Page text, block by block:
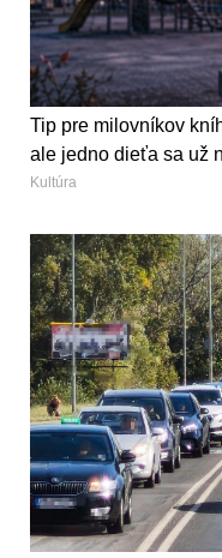
Tip pre milovníkov
ale jedno dieťa sa už
Kultúra